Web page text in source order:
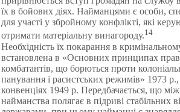
їх в бойових діях. Найманцями є особи,
для участі у збройному конфлікті, які
отримати матеріальну винагороду.14
Необхідність їх покарання в
встановлена в «Основних принципах
комбатантів, що борються проти
панування і расистських режимів» 1973
конвенціях 1949 р. Передбачається, що
найманства полягає в підриві стабільних